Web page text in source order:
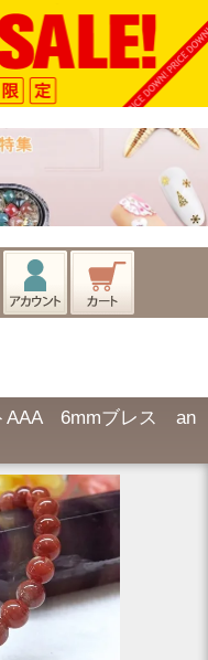
AAA 6mmブレス an